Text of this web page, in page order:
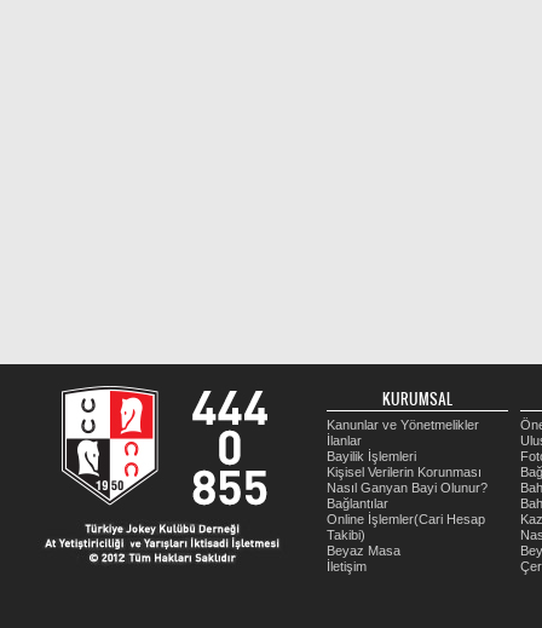
KURUMSAL
Kanunlar ve Yönetmelikler
İlanlar
Bayilik İşlemleri
Kişisel Verilerin Korunması
Nasıl Ganyan Bayi Olunur?
Bağlantılar
Online İşlemler(Cari Hesap
Takibi)
Beyaz Masa
İletişim